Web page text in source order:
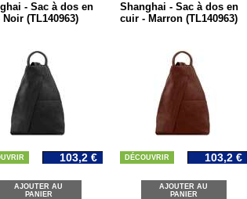
- Sac à dos en
(TL140963)
103,2 €
AJOUTER AU
PANIER
Shanghai - Sac à dos en
cuir - Marron (TL140963)
DÉCOUVRIR 103,2 €
AJOUTER AU
PANIER